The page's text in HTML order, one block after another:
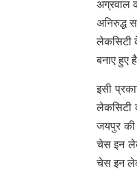
अग्रवाल
अनिरुद्ध
लेकसिटी
बनाए हुए
इसी
लेकसिटी
जयपुर की
चेस इन
चेस इन